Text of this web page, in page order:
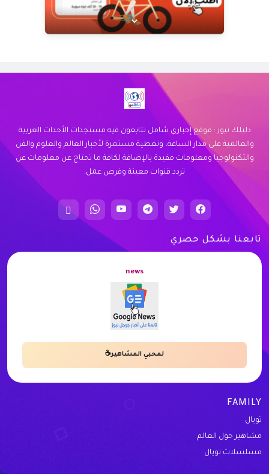
زيارة الموقع
دليلك نيوز : موقع إخباري شامل تتابعون فيه مستجدات الأحداث العربية
والعالمية على مدار الساعة، وتغطية مستمرة لأخبار العالم والعلوم والفن
والتكنولوجيا ومعلومات مفيدة بالإضافة لكافة ما تحتاج عن معلومات عن
تردد قنوات معينة وفرص عمل.
تابعنا بشكل حصري
news
لمحبي المشاهير☕
FAMILY
تويال
مشاهير حول العالم
مسلسلات تويال